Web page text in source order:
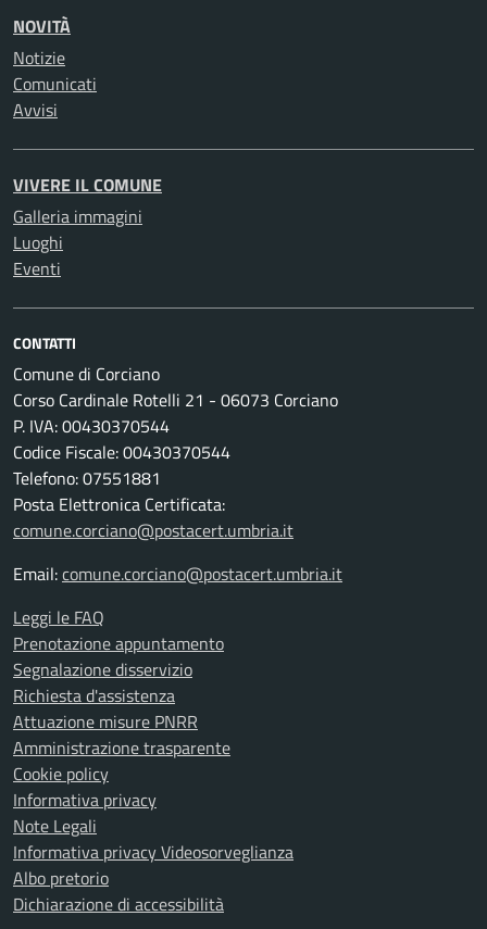
NOVITÀ
Notizie
Comunicati
Avvisi
VIVERE IL COMUNE
Galleria immagini
Luoghi
Eventi
CONTATTI
Comune di Corciano
Corso Cardinale Rotelli 21 - 06073 Corciano
P. IVA: 00430370544
Codice Fiscale: 00430370544
Telefono: 07551881
Posta Elettronica Certificata:
comune.corciano@postacert.umbria.it
Email:comune.corciano@postacert.umbria.it
Leggi le FAQ
Prenotazione appuntamento
Segnalazione disservizio
Richiesta d'assistenza
Attuazione misure PNRR
Amministrazione trasparente
Cookie policy
Informativa privacy
Note Legali
Informativa privacy Videosorveglianza
Albo pretorio
Dichiarazione di accessibilità